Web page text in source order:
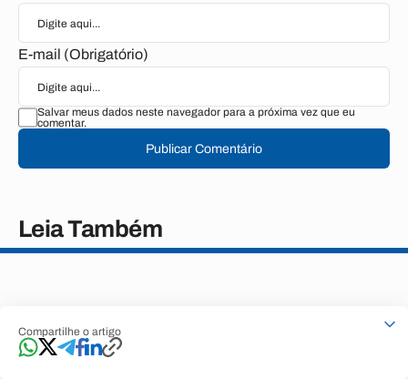
Compartilhe o artigo
E-mail (Obrigatório)
Salvar meus dados neste navegador para a próxima vez que eu
comentar.
Publicar Comentário
Leia Também